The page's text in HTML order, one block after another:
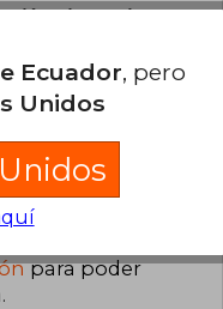
Miércoles 17 de
No es útil
para poder
.
Ecuador, pero
Unidos